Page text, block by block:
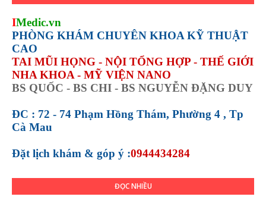
IMedic.vn
PHÒNG KHÁM CHUYÊN KHOA KỸ THUẬT
CAO
TAI MŨI HỌNG - NỘI TỔNG HỢP - THẾ GIỚI
NHA KHOA - MỸ VIỆN NANO
BS QUỐC - BS CHI - BS NGUYỄN ĐẶNG DUY
ĐC : 72 - 74 Phạm Hồng Thám, Phường 4 , Tp
Cà Mau
Đặt lịch khám & góp ý :0944434284
ĐỌC NHIỀU